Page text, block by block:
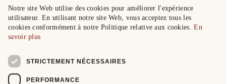
Notre site Web utilise des cookies pour améliorer l'expérience
utilisateur. En utilisant notre site Web, vous acceptez tous les
cookies conformément à notre Politique relative aux cookies.En
savoir plus
STRICTEMENT NÉCESSAIRES
PERFORMANCE